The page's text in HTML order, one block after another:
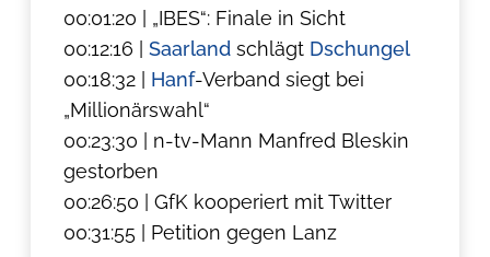
00:01:20 | „IBES“: Finale in Sicht
00:12:16 |Saarland schlägt Dschungel
00:18:32 | Hanf-Verband siegt bei
„Millionärswahl“
00:23:30 | n-tv-Mann Manfred Bleskin
gestorben
00:26:50 | GfK kooperiert mit Twitter
00:31:55 | Petition gegen Lanz